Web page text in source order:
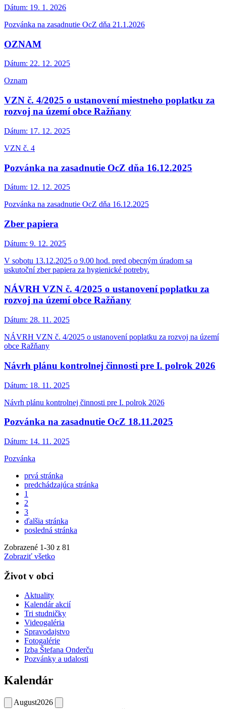
Dátum: 19. 1. 2026
Pozvánka na zasadnutie OcZ dňa 21.1.2026
OZNAM
Dátum: 22. 12. 2025
Oznam
VZN č. 4/2025 o ustanovení miestneho poplatku za
rozvoj na území obce Ražňany
Dátum: 17. 12. 2025
VZN č. 4
Pozvánka na zasadnutie OcZ dňa 16.12.2025
Dátum: 12. 12. 2025
Pozvánka na zasadnutie OcZ dňa 16.12.2025
Zber papiera
Dátum: 9. 12. 2025
V sobotu 13.12.2025 o 9.00 hod. pred obecným úradom sa
uskutoční zber papiera za hygienické potreby.
NÁVRH VZN č. 4/2025 o ustanovení poplatku za
rozvoj na území obce Ražňany
Dátum: 28. 11. 2025
NÁVRH VZN č. 4/2025 o ustanovení poplatku za rozvoj na území
obce Ražňany
Návrh plánu kontrolnej činnosti pre I. polrok 2026
Dátum: 18. 11. 2025
Návrh plánu kontrolnej činnosti pre I. polrok 2026
Pozvánka na zasadnutie OcZ 18.11.2025
Dátum: 14. 11. 2025
Pozvánka
prvá stránka
predchádzajúca stránka
1
2
3
ďalšia stránka
posledná stránka
Zobrazené 1-30 z 81
Zobraziť všetko
Život v obci
Aktuality
Kalendár akcií
Tri studničky
Videogaléria
Spravodajstvo
Fotogalérie
Izba Štefana Onderču
Pozvánky a udalosti
Kalendár
August2026